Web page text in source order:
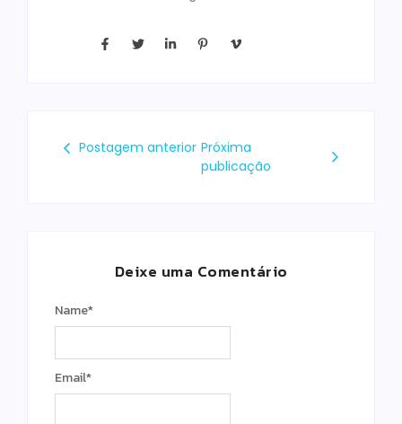
Postagem anterior Próxima
publicação
Deixe uma Comentário
Name*
Email*